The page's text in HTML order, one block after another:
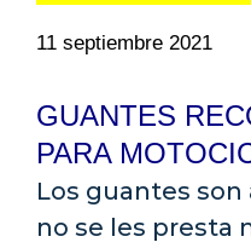
11 septiembre 2021
GUANTES
PARA
Los guantes son
no se les presta